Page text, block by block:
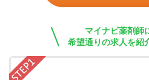
マイナビ薬剤師
希望通りの求人を紹